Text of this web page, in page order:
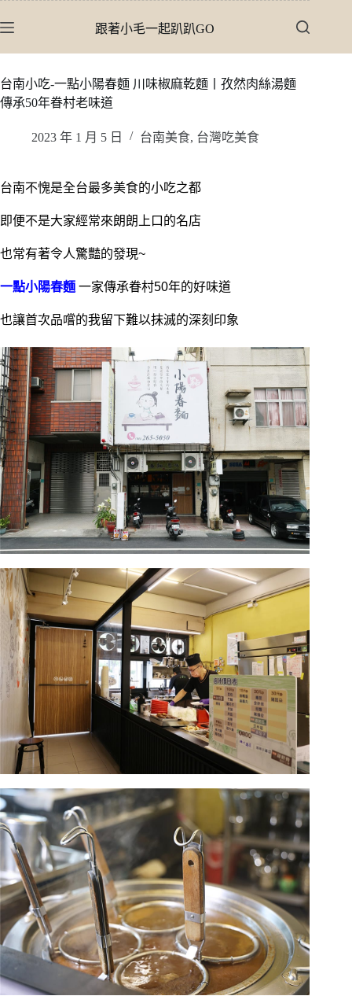
至
內
容
跟著小毛一起趴趴GO
台南小吃-一點小陽春麵 川味椒麻乾麵丨孜然肉絲湯麵
傳承50年眷村老味道
2023 年 1 月 5 日 台南美食, 台灣吃美食
台南不愧是全台最多美食的小吃之都
即便不是大家經常來朗朗上口的名店
也常有著令人驚豔的發現~
一點小陽春麵 一家傳承眷村50年的好味道
也讓首次品嚐的我留下難以抹滅的深刻印象